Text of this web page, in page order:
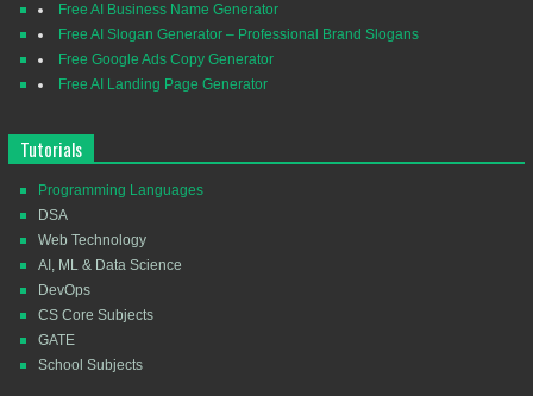
Free AI Business Name Generator
Free AI Slogan Generator – Professional Brand Slogans
Free Google Ads Copy Generator
Free AI Landing Page Generator
Tutorials
Programming Languages
DSA
Web Technology
AI, ML & Data Science
DevOps
CS Core Subjects
GATE
School Subjects